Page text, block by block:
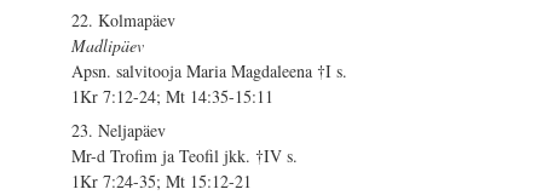
22. Kolmapäev
Madlipäev
Apsn. salvitooja Maria Magdaleena †I s.
1Kr 7:12-24; Mt 14:35-15:11
23. Neljapäev
Mr-d Trofim ja Teofil jkk. †IV s.
1Kr 7:24-35; Mt 15:12-21